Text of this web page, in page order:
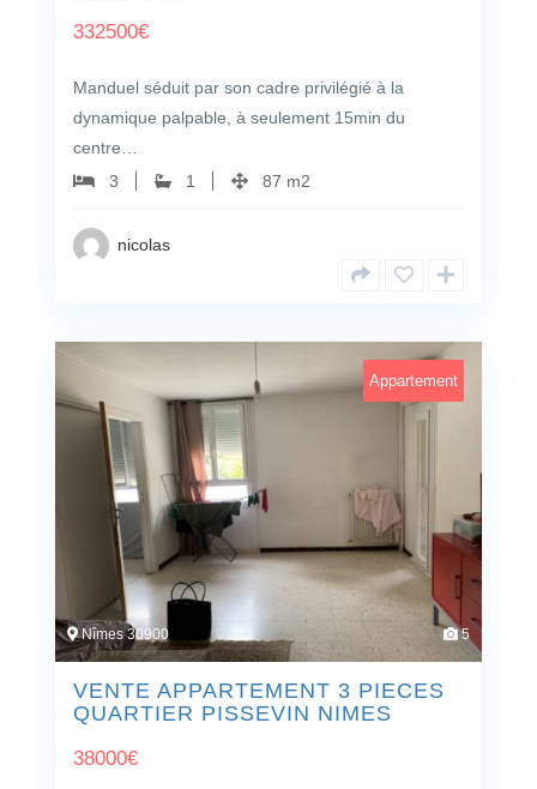
332500€
Manduel séduit par son cadre privilégié à la
dynamique palpable, à seulement 15min du
centre…
3
1 87 m2
nicolas
Appartement
Nîmes 30900 5
VENTE APPARTEMENT 3 PIECES
QUARTIER PISSEVIN NIMES
38000€